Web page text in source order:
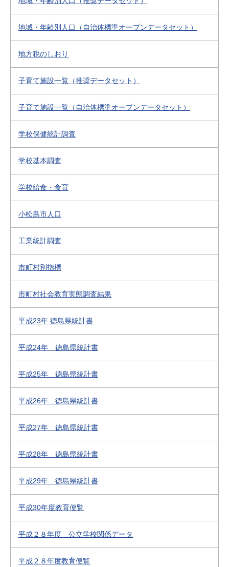
地域・年齢別人口（自治体標準オープンデータセット）
地方税のしおり
子育て施設一覧（推奨データセット）
子育て施設一覧（自治体標準オープンデータセット）
学校保健統計調査
学校基本調査
学校給食・食育
小松島市人口
工業統計調査
市町村別指標
市町村社会教育実態調査結果
平成23年 徳島県統計書
平成24年 徳島県統計書
平成25年 徳島県統計書
平成26年 徳島県統計書
平成27年 徳島県統計書
平成28年 徳島県統計書
平成29年 徳島県統計書
平成30年度教育便覧
平成２８年度 公立学校関係データ
平成２８年度教育便覧